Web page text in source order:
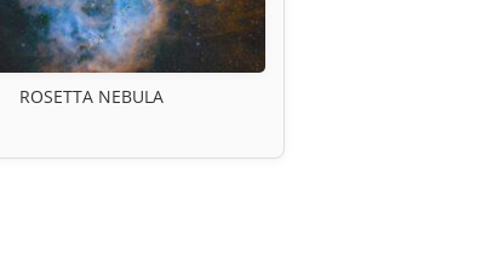
ROSETTA NEBULA